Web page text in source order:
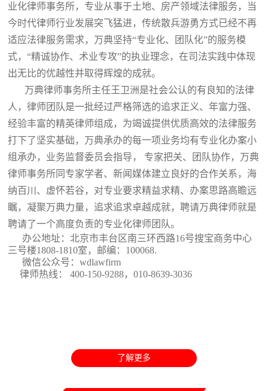
业化律师事务所，专业从事于土地、房产领域法律服务，当
今时代律师行业发展突飞猛进，传统散兵游勇方式已经不再
适应法律服务需求，万典坚持“专业化、团队化”的服务模
式，“精诚协作、术业专攻”的执业理念，在司法实践中体现
出无比的优越性并取得辉煌的成就。
万典律师事务所主任王卫洲是社会公认的有良知的法律
人，律师团队是一批经过严格筛选的追求正义、年富力强、
经验丰富的精英律师组成，为竭诚提供优质高效的法律服务
打下了坚实基础，万典承办的每一项业务均有专业化办案小
组承办，业务监督委员会指导， 专家把关、团队协作，万典
律师事务所同专家学者、新闻媒体建立良好的合作关系，海
纳百川、虚怀若谷，对专业要求精益求精、办案思路高瞻远
瞩，凝聚万典力量，追求追求卓越成就，聘请万典律师就是
聘请了一个高度负责的专业化律师团队。
办公地址：北京市丰台区南三环西路16号搜宝商务中心
三号楼1808-1810室 ，邮编：100068.
微信公众号：wdlawfirm
律师热线： 400-150-9288，010-8639-3036
了解更多